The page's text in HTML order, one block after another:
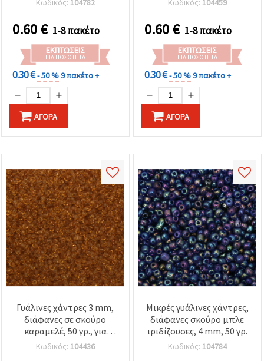
φινίρισμα, 2 mm, 50 γρ.
0.60€ 1-8 πακέτο
ΕΚΠΤΏΣΕΙΣ
ΓΙΑ ΠΟΣΌΤΗΤΑ
0.30 €- 50 %9 πακέτο +
ΑΓΟΡΆ
Κατασκευές
0.60€ 1-8 πακέτο
ΕΚΠΤΏΣΕΙΣ
ΓΙΑ ΠΟΣΌΤΗΤΑ
0.30 €- 50 %9 πακέτο +
ΑΓΟΡΆ
Γυάλινες χάντρες 3 mm,
διάφανες σε σκούρο
καραμελέ, 50 γρ., για
χειροτεχνίες και
κοσμήματα
Κωδικός: 104436
Μικρές γυάλινες χάντρες,
διάφανες σκούρο μπλε
ιριδίζουσες, 4 mm, 50 γρ.
Κωδικός: 104784